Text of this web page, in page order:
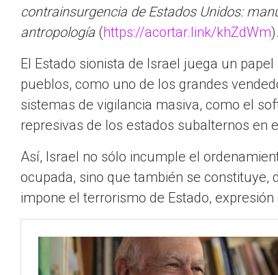
contrainsurgencia de Estados Unidos:
antropología (https://acortar.link/khZdWm).
El Estado sionista de Israel juega un
pueblos, como uno de los grandes
sistemas de vigilancia masiva, como el
represivas de los estados subalternos en
Así, Israel no sólo incumple el
ocupada, sino que también se constituye,
impone el terrorismo de Estado,